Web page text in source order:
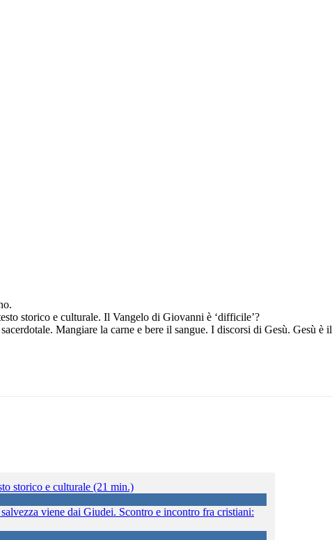
storico e culturale. Il Vangelo di Giovanni è ‘difficile’?
Mangiare la carne e bere il sangue. I discorsi di Gesù. Gesù è il
storico e culturale (21 min.)
viene dai Giudei. Scontro e incontro fra cristiani: